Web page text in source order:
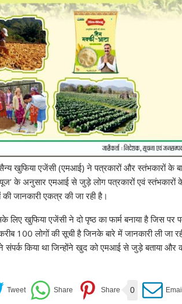
सैन्य खुफिया एजेंसी (एमआई) ने पत्रकारों और स्तंभकारों के
के अनुसार एमआई से जुड़े लोग पत्रकारों एवं
की जानकारी एकत्र की जा रही है।
खुफिया एजेंसी ने दो पृष्ठ का फार्म बनाया है जिस पर
100 लोगों की सूची है जिनके बारे में जानकारी ली जा
ने संपर्क किया था जिन्होंने खुद को एमआई से जुड़े बताया
0